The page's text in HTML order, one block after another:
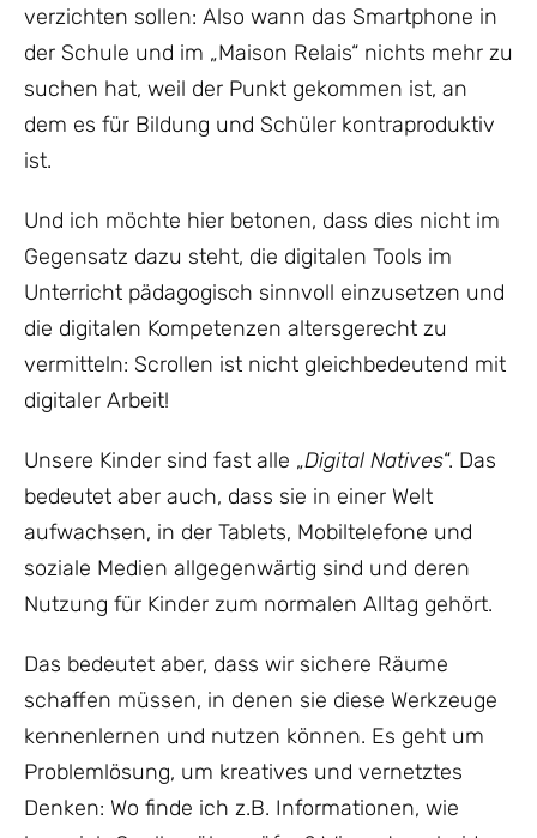
verzichten sollen: Also wann das Smartphone in
der Schule und im „Maison Relais“ nichts mehr zu
suchen hat, weil der Punkt gekommen ist, an
dem es für Bildung und Schüler kontraproduktiv
ist.
Und ich möchte hier betonen, dass dies nicht im
Gegensatz dazu steht, die digitalen Tools im
Unterricht pädagogisch sinnvoll einzusetzen und
die digitalen Kompetenzen altersgerecht zu
vermitteln: Scrollen ist nicht gleichbedeutend mit
digitaler Arbeit!
Unsere Kinder sind fast alle „Digital Natives“. Das
bedeutet aber auch, dass sie in einer Welt
aufwachsen, in der Tablets, Mobiltelefone und
soziale Medien allgegenwärtig sind und deren
Nutzung für Kinder zum normalen Alltag gehört.
Das bedeutet aber, dass wir sichere Räume
schaffen müssen, in denen sie diese Werkzeuge
kennenlernen und nutzen können. Es geht um
Problemlösung, um kreatives und vernetztes
Denken: Wo finde ich z.B. Informationen, wie